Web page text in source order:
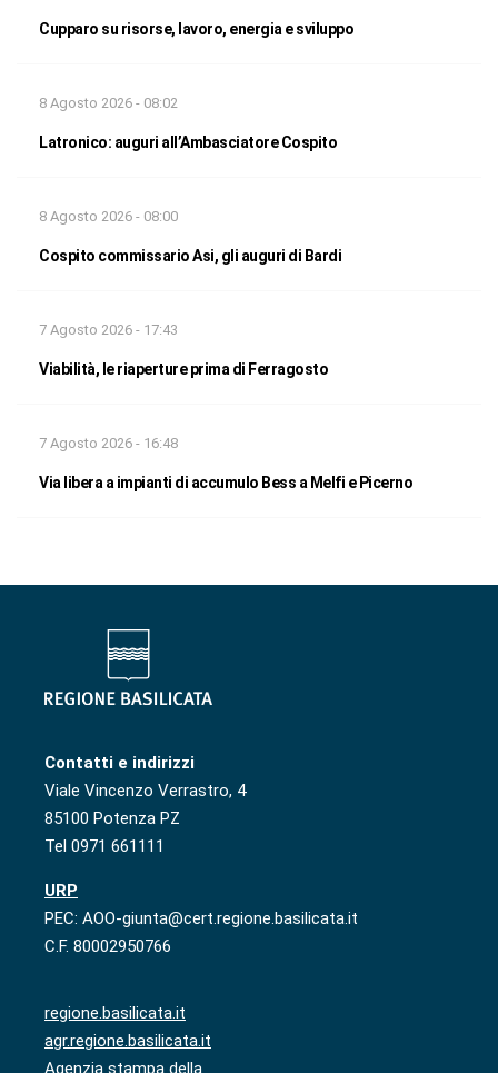
Cupparo su risorse, lavoro, energia e sviluppo
8 Agosto 2026 - 08:02
Latronico: auguri all’Ambasciatore Cospito
8 Agosto 2026 - 08:00
Cospito commissario Asi, gli auguri di Bardi
7 Agosto 2026 - 17:43
Viabilità, le riaperture prima di Ferragosto
7 Agosto 2026 - 16:48
Via libera a impianti di accumulo Bess a Melfi e Picerno
Contatti e indirizzi
Viale Vincenzo Verrastro, 4
85100 Potenza PZ
Tel 0971 661111
URP
PEC: AOO-giunta@cert.regione.basilicata.it
C.F. 80002950766
regione.basilicata.it
agr.regione.basilicata.it
Agenzia stampa della